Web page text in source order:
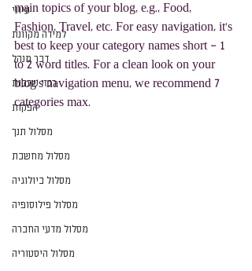
עיוני
למידה מקוונת
דבר מנהל
רכזי שכבות
הפקות
מסלול תנך
מסלול מחשבת
מסלול ביולוגיה
מסלול פילוסופיה
מסלול מדעי החברה
מסלול היסטוריה
main topics of your blog, e.g., Food,
Fashion, Travel, etc. For easy navigation, it’s
best to keep your category names short – 1
to 2 word titles. For a clean look on your
blog’s navigation menu, we recommend 7
categories max.